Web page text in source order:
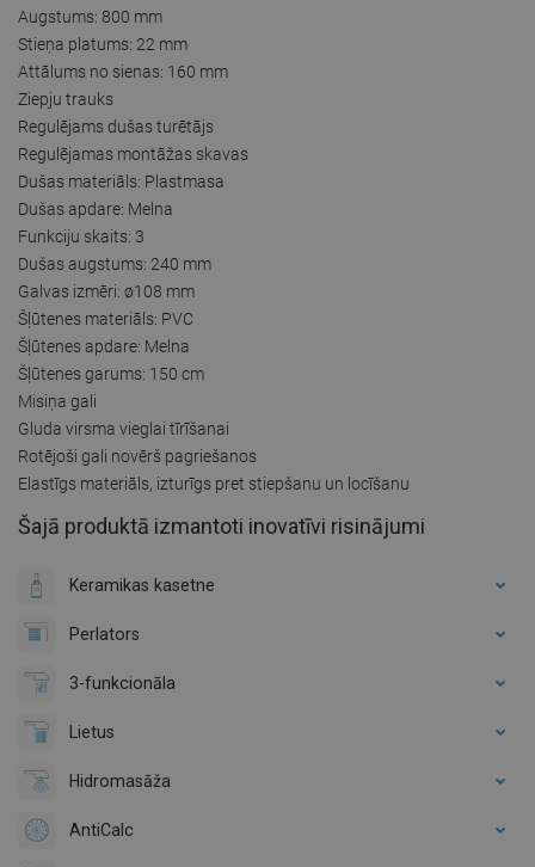
Augstums: 800 mm
Stieņa platums: 22 mm
Attālums no sienas: 160 mm
Ziepju trauks
Regulējams dušas turētājs
Regulējamas montāžas skavas
Dušas materiāls: Plastmasa
Dušas apdare: Melna
Funkciju skaits: 3
Dušas augstums: 240 mm
Galvas izmēri: ø108 mm
Šļūtenes materiāls: PVC
Šļūtenes apdare: Melna
Šļūtenes garums: 150 cm
Misiņa gali
Gluda virsma vieglai tīrīšanai
Rotējoši gali novērš pagriešanos
Elastīgs materiāls, izturīgs pret stiepšanu un locīšanu
Šajā produktā izmantoti inovatīvi risinājumi
Keramikas kasetne
Perlators
3-funkcionāla
Lietus
Hidromasāža
AntiCalc